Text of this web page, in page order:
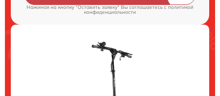
Нажимая на кнопку "Оставить заявку" Вы соглашаетесь c политикой
конфиденциальности